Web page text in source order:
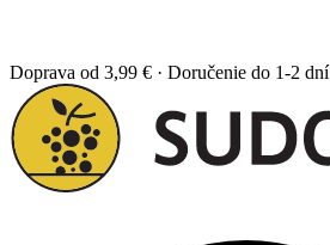
Doprava od 3,99 € · Doručenie do 1-2 dní